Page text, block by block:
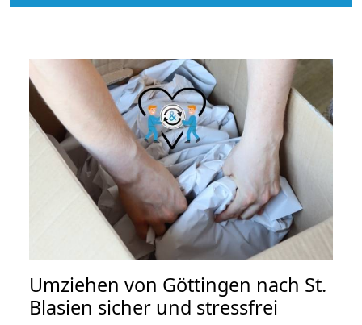
Umziehen von Göttingen nach St.
Blasien sicher und stressfrei